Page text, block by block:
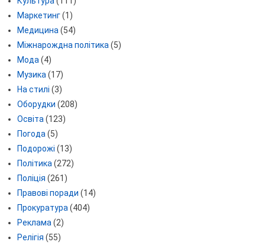
Маркетинг(1)
Медицина (54)
Міжнарождна політика (5)
Мода (4)
Музика (17)
На стилі (3)
Оборудки (208)
Освіта (123)
Погода (5)
Подорожі (13)
Політика (272)
Поліція (261)
Правові поради (14)
Прокуратура (404)
Реклама (2)
Релігія (55)